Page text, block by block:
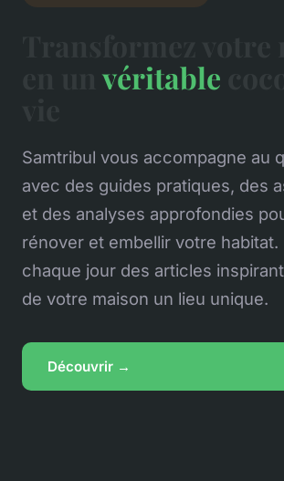
en unvéritable
Samtribul vous accompagne au
avec des guides pratiques, des
et des analyses approfondies
rénover et embellir votre
chaque jour des articles
de votre maison un lieu unique.
Découvrir →